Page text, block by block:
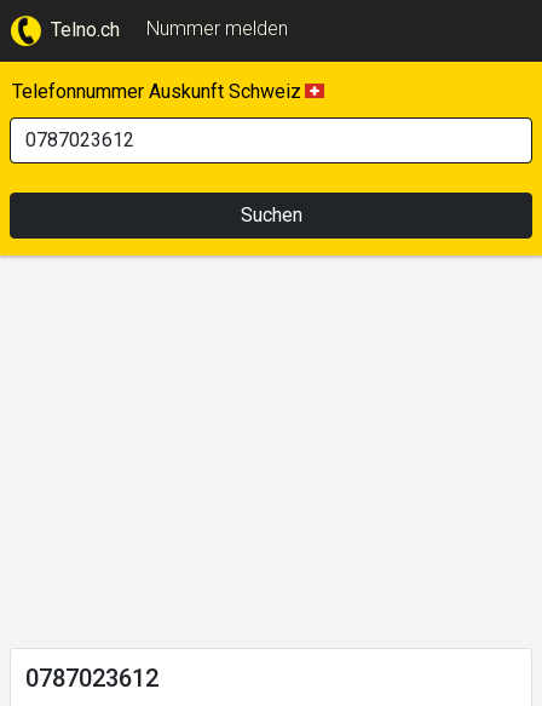
Telno.ch Nummer melden
Telefonnummer Auskunft Schweiz
Suchen
0787023612